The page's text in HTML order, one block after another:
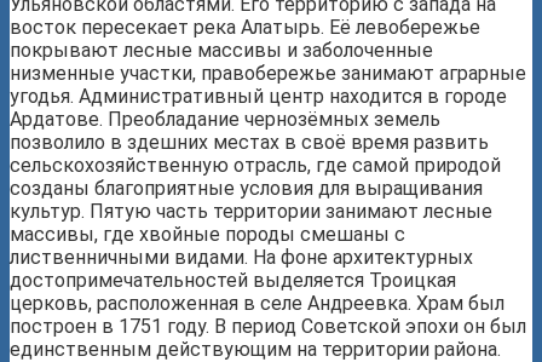
восток пересекает река Алатырь. Её левобережье
покрывают лесные массивы и заболоченные
низменные участки, правобережье занимают аграрные
угодья. Административный центр находится в городе
Ардатове. Преобладание чернозёмных земель
позволило в здешних местах в своё время развить
сельскохозяйственную отрасль, где самой природой
созданы благоприятные условия для выращивания
культур. Пятую часть территории занимают лесные
массивы, где хвойные породы смешаны с
лиственничными видами. На фоне архитектурных
достопримечательностей выделяется Троицкая
церковь, расположенная в селе Андреевка. Храм был
построен в 1751 году. В период Советской эпохи он был
единственным действующим на территории района.